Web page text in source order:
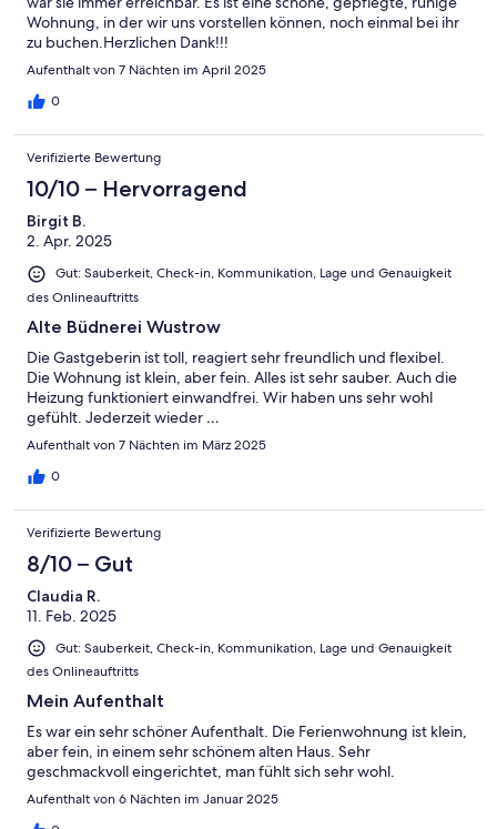
Wohnung, in der wir uns vorstellen können, noch einmal bei ihr
zu buchen.Herzlichen Dank!!!
Aufenthalt von 7 Nächten im April 2025
0
Verifizierte Bewertung
10/10 – Hervorragend
Birgit B.
2. Apr. 2025
Gut: Sauberkeit, Check-in, Kommunikation, Lage und Genauigkeit
des Onlineauftritts
Alte Büdnerei Wustrow
Die Gastgeberin ist toll, reagiert sehr freundlich und flexibel.
Die Wohnung ist klein, aber fein. Alles ist sehr sauber. Auch die
Heizung funktioniert einwandfrei. Wir haben uns sehr wohl
gefühlt. Jederzeit wieder …
Aufenthalt von 7 Nächten im März 2025
0
Verifizierte Bewertung
8/10 – Gut
Claudia R.
11. Feb. 2025
Gut: Sauberkeit, Check-in, Kommunikation, Lage und Genauigkeit
des Onlineauftritts
Mein Aufenthalt
Es war ein sehr schöner Aufenthalt. Die Ferienwohnung ist klein,
aber fein, in einem sehr schönem alten Haus. Sehr
geschmackvoll eingerichtet, man fühlt sich sehr wohl.
Aufenthalt von 6 Nächten im Januar 2025